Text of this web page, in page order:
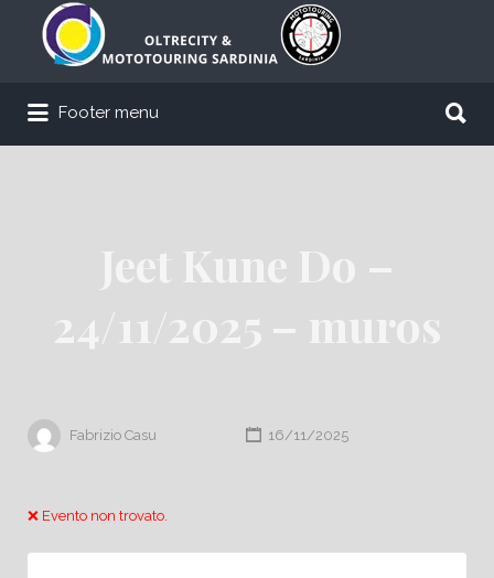
Cerca:
Footer menu
Jeet Kune Do –
24/11/2025 – muros
Fabrizio Casu 16/11/2025
❌ Evento non trovato.